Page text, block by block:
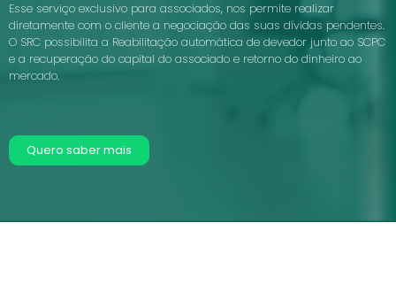
Esse serviço exclusivo para associados, nos permite realizar
diretamente com o cliente a negociação das suas dívidas pendentes.
O SRC possibilita a Reabilitação automática de devedor junto ao SCPC
e a recuperação do capital do associado e retorno do dinheiro ao
mercado.
Quero saber mais